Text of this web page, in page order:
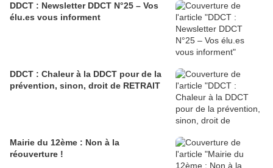
DDCT : Newsletter DDCT N°25 – Vos
élu.es vous informent
DDCT : Chaleur à la DDCT pour de la
prévention, sinon, droit de RETRAIT
Mairie du 12ème : Non à la
réouverture !